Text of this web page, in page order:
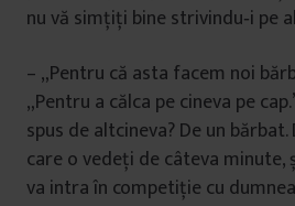
nu vă simţiţi bine strivindu‑i pe
– „Pentru că asta facem noi
„Pentru a călca pe cineva pe
spus de altcineva? De un
care o vedeţi de câteva minute,
va intra în competiţie cu